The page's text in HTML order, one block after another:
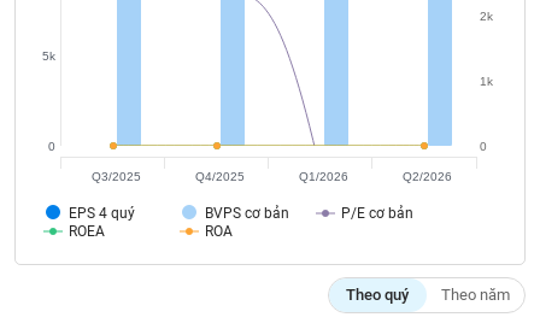
EPS 4 quý BVPS cơ bản
P/E cơ bản
ROEA
ROA
0
5k
0
1k
2k
Q3/2025 Q4/2025 Q1/2026 Q2/2026
Theo quý Theo năm
chính